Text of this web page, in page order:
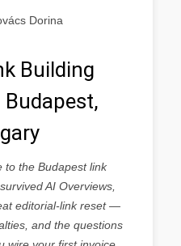
Dorina
Building
Budapest,
to the Budapest link
AI Overviews,
editorial-link reset —
and the questions